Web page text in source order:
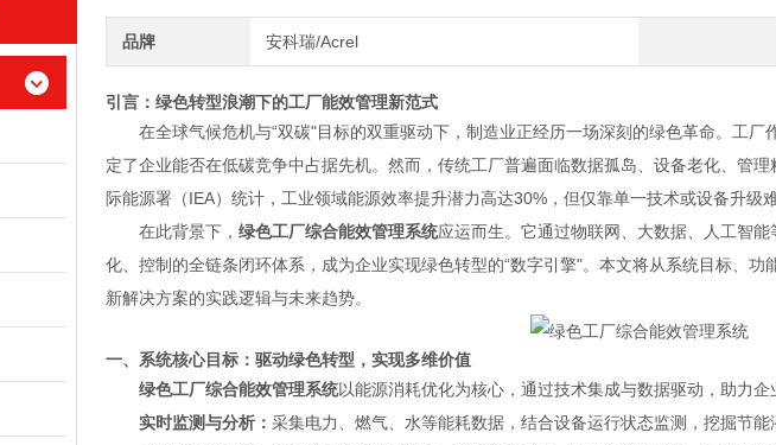
品牌 安科瑞/Acrel
引言：绿色转型浪潮下的工厂能效管理新范式
在全球气候危机与“双碳"目标的双重驱动下，制造业正经历一场深刻的绿色革命。工
定了企业能否在低碳竞争中占据先机。然而，传统工厂普遍面临数据孤岛、设备老化、管
际能源署（IEA）统计，工业领域能源效率提升潜力高达30%，但仅靠单一技术或设备升级
在此背景下， 绿色工厂综合能效管理系统应运而生。它通过物联网、大数据、人工智
化、控制的全链条闭环体系，成为企业实现绿色转型的“数字引擎"。本文将从系统目标、
新解决方案的实践逻辑与未来趋势。
一、系统核心目标：驱动绿色转型，实现多维价值
绿色工厂综合能效管理系统以能源消耗优化为核心，通过技术集成与数据驱动，助力企
实时监测与分析： 采集电力、燃气、水等能耗数据，结合设备运行状态监测，挖掘节能